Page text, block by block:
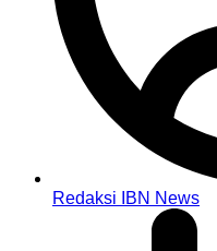
Redaksi IBN News